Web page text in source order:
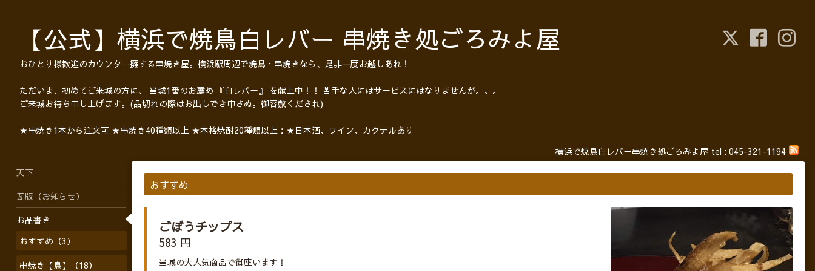
【公式】横浜で焼鳥白レバー 串焼き処ごろみよ屋
おひとり様歓迎のカウンター擁する串焼き屋。横浜駅周辺で焼鳥・串焼きなら、是非一度お越しあれ！
ただいま、初めてご来城の方に、 当城1番のお薦め 『白レバー』 を献上中！！ 苦手な人にはサービスにはなりませんが。。。
ご来城お待ち申し上げます。(品切れの際はお出しでき申さぬ。御容赦くだされ)
★串焼き1本から注文可 ★串焼き40種類以上 ★本格焼酎20種類以上：★日本酒、ワイン、カクテルあり
横浜で焼鳥白レバー串焼き処ごろみよ屋 tel : 045-321-1194
おすすめ
ごぼうチップス
583 円
当城の大人気商品で御座います！
天下
瓦版（お知らせ）
お品書き
おすすめ（3）
串焼き【鳥】（18）